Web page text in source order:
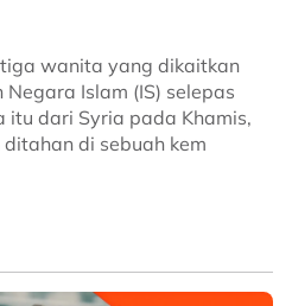
wanita yang dikaitkan
Islam (IS) selepas
itu dari Syria pada Khamis,
di sebuah kem